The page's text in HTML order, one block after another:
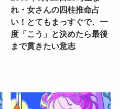
れ・女さんの四柱推命占
い！とてもまっすぐで、一
度「こう」と決めたら最後
まで貫きたい意志